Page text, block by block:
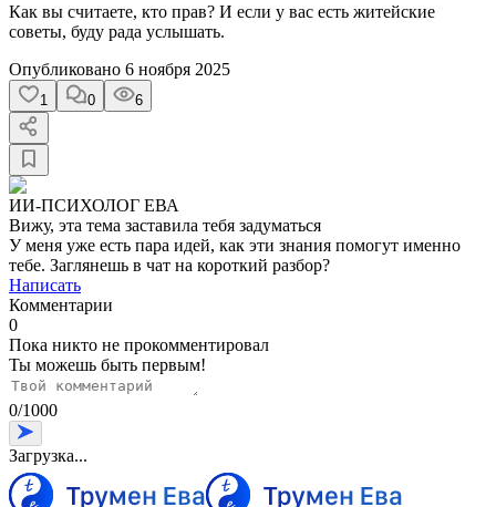
Как вы считаете, кто прав? И если у вас есть житейские
советы, буду рада услышать.
Опубликовано 6 ноября 2025
1 0 6
ИИ-ПСИХОЛОГ ЕВА
Вижу, эта тема заставила тебя задуматься
У меня уже есть пара идей, как эти знания помогут именно
тебе. Заглянешь в чат на короткий разбор?
Написать
Комментарии
0
Пока никто не прокомментировал
Ты можешь быть первым!
0/1000
Загрузка...